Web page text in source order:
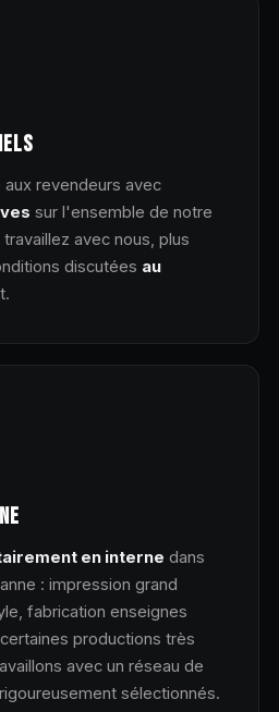
revendeurs avec
sur l'ensemble de notre
avec nous, plus
discutées au
en interne dans
: impression grand
fabrication enseignes
productions très
avec un réseau de
sélectionnés.